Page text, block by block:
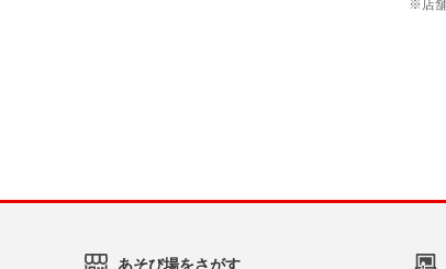
あそび場をさがす